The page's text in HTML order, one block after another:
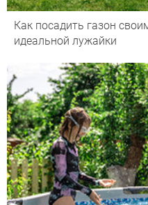
Как посадить газон
идеальной лужайки